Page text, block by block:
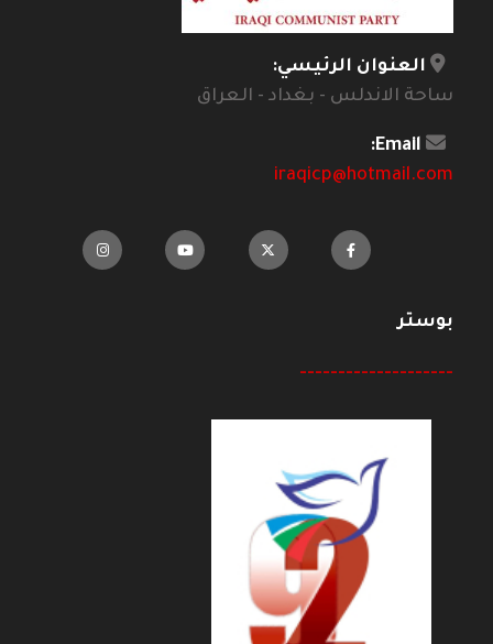
العنوان الرئيسي:
ساحة الاندلس - بغداد - العراق
Email:
iraqicp@hotmail.com
بوستر
--------------------